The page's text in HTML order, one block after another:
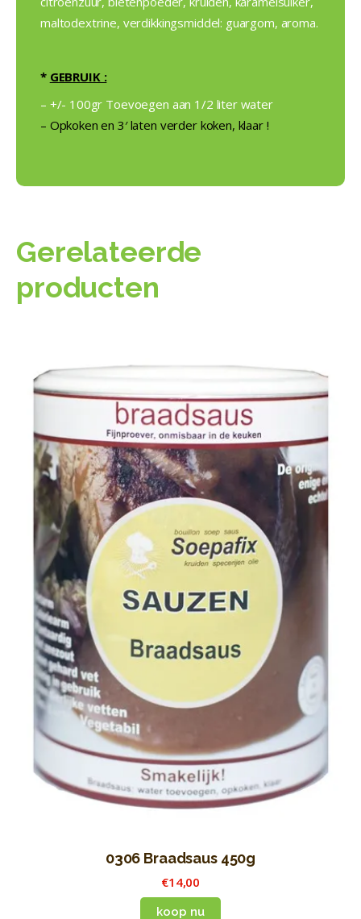
maltodextrine, verdikkingsmiddel: guargom, aroma.
* GEBRUIK :
– +/- 100gr Toevoegen aan 1/2 liter water
– Opkoken en 3′ laten verder koken, klaar !
Gerelateerde
producten
0306 Braadsaus 450g
€14,00
koop nu